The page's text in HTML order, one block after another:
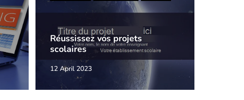
Réussissez vos projets
scolaires
12 April 2023